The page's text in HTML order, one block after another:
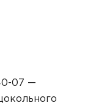
07 —